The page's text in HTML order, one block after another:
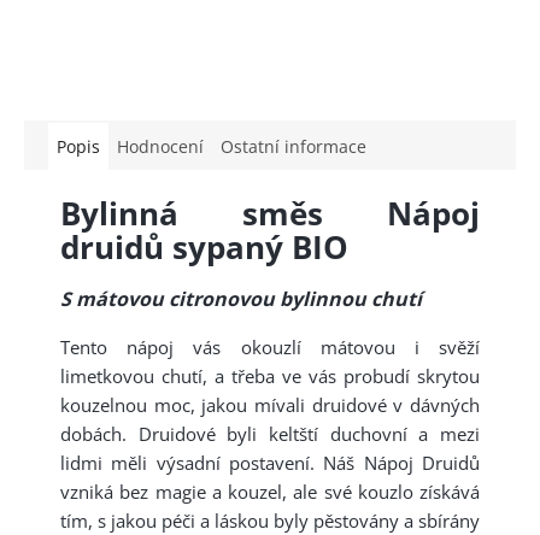
Popis Hodnocení Ostatní informace
Bylinná směs Nápoj
druidů sypaný BIO
S mátovou citronovou bylinnou chutí
Tento nápoj vás okouzlí mátovou i svěží
limetkovou chutí, a třeba ve vás probudí skrytou
kouzelnou moc, jakou mívali druidové v dávných
dobách. Druidové byli keltští duchovní a mezi
lidmi měli výsadní postavení. Náš Nápoj Druidů
vzniká bez magie a kouzel, ale své kouzlo získává
tím, s jakou péči a láskou byly pěstovány a sbírány